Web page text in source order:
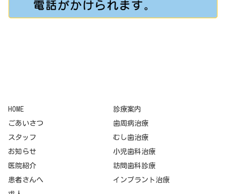
HOME
ごあいさつ
スタッフ
お知らせ
医院紹介
患者さんへ
診療案内
歯周病治療
むし歯治療
小児歯科治療
訪問歯科診療
インプラント治療